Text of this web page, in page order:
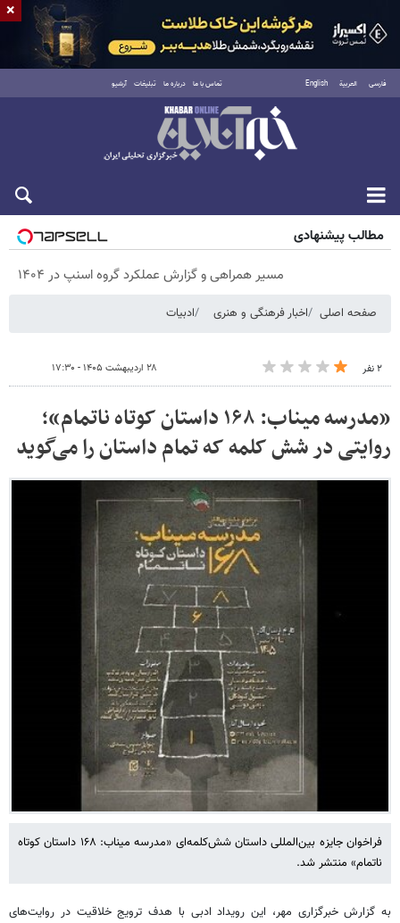
فارسی العربية English تماس با ما درباره ما تبلیغات آرشیو
پنجشنبه ۱۵ مرداد ۱۴۰۵
مطالب پیشنهادی
مسیر همراهی و گزارش عملکرد گروه اسنپ در ۱۴۰۴
صفحه اصلی اخبار فرهنگی و هنری ادبیات
۲ نفر ۲۸ اردیبهشت ۱۴۰۵ - ۱۷:۳۰
«مدرسه میناب: ۱۶۸ داستان کوتاه ناتمام»؛
روایتی در شش کلمه که تمام داستان را می‌گوید
فراخوان جایزه بین‌المللی داستان شش‌کلمه‌ای «مدرسه میناب: ۱۶۸ داستان کوتاه
ناتمام» منتشر شد.
به گزارش خبرگزاری مهر، این رویداد ادبی با هدف ترویج خلاقیت در روایت‌های
×